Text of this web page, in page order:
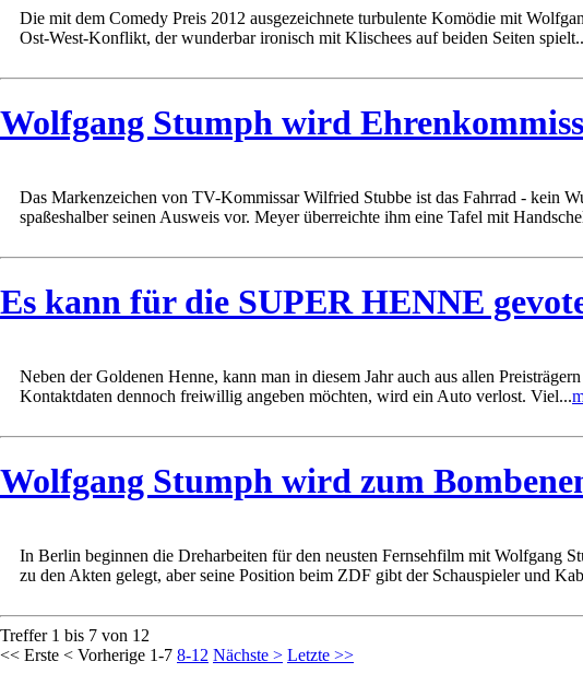
Die mit dem Comedy Preis 2012 ausgezeichnete turbulente Komödie mit
Ost-West-Konflikt, der wunderbar ironisch mit Klischees auf beiden Seiten
Wolfgang Stumph wird
Das Markenzeichen von TV-Kommissar Wilfried Stubbe ist das Fahrrad - kein
spaßeshalber seinen Ausweis vor. Meyer überreichte ihm eine Tafel mit
Es kann für die SUPER HENNE
Neben der Goldenen Henne, kann man in diesem Jahr auch aus allen
Kontaktdaten dennoch freiwillig angeben möchten, wird ein Auto verlost. Viel...
Wolfgang Stumph wird zum
In Berlin beginnen die Dreharbeiten für den neusten Fernsehfilm mit Wolfgang
zu den Akten gelegt, aber seine Position beim ZDF gibt der Schauspieler und
Treffer 1 bis 7 von 12
<< Erste < Vorherige 1-7 8-12 Nächste > Letzte >>